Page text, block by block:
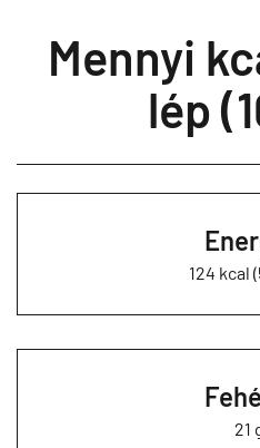
Mennyi
lép
124 kcal
21